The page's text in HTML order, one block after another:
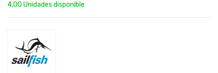
4,00 Unidades disponible